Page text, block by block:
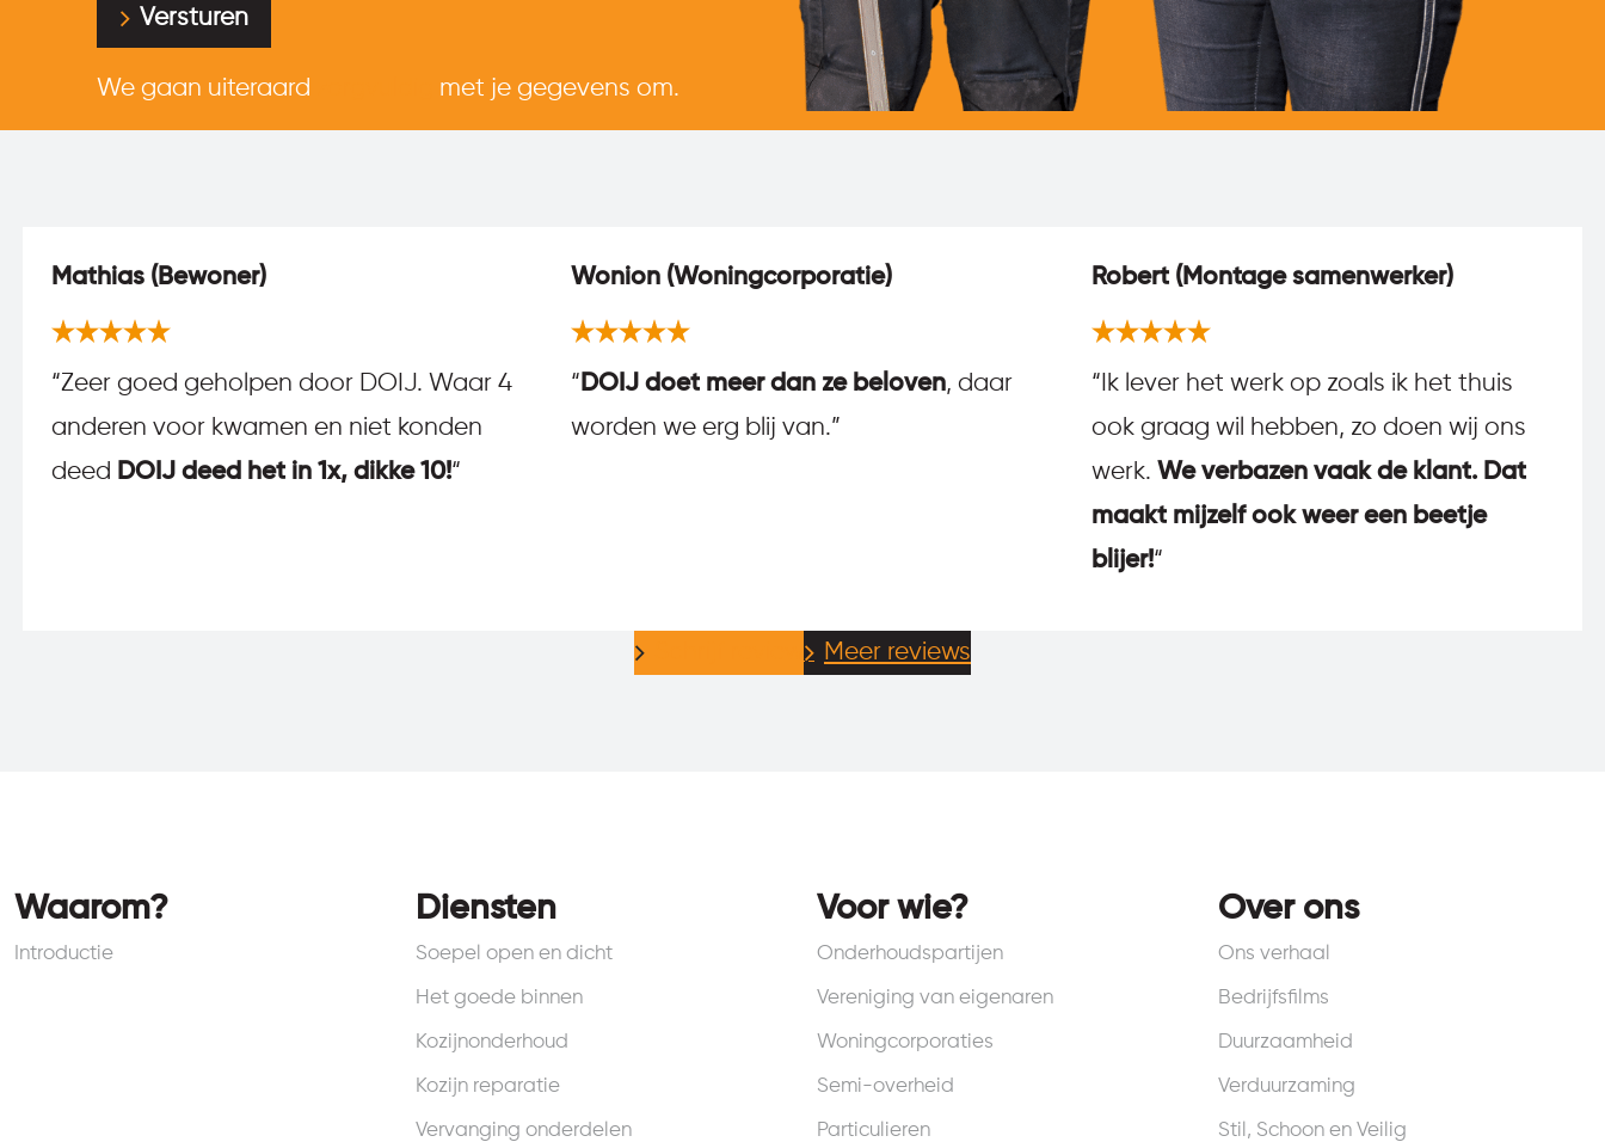
Versturen
We gaan uiteraard met je gegevens om.
Mathias (Bewoner)
“Zeer goed geholpen door DOIJ. Waar 4
anderen voor kwamen en niet konden
deed DOIJ deed het in 1x, dikke 10!“
Wonion (Woningcorporatie)
“DOIJ doet meer dan ze beloven, daar
worden we erg blij van.”
Robert (Montage samenwerker)
“Ik lever het werk op zoals ik het thuis
ook graag wil hebben, zo doen wij ons
werk. We verbazen vaak de klant. Dat
maakt mijzelf ook weer een beetje
blijer!“
Meer reviews
Waarom?
Introductie
Diensten
Soepel open en dicht
Het goede binnen
Kozijnonderhoud
Kozijn reparatie
Vervanging onderdelen
Voor wie?
Onderhoudspartijen
Vereniging van eigenaren
Woningcorporaties
Semi-overheid
Particulieren
Over ons
Ons verhaal
Bedrijfsfilms
Duurzaamheid
Verduurzaming
Stil, Schoon en Veilig